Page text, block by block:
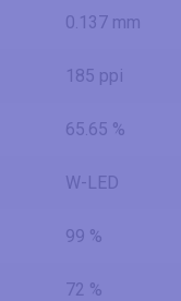
0.137 mm
185 ppi
65.65 %
W-LED
99 %
72 %